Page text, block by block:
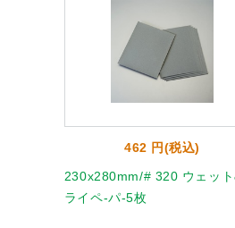
462 円(税込)
230x280mm/# 320 ウェット
ライペ-パ-5枚